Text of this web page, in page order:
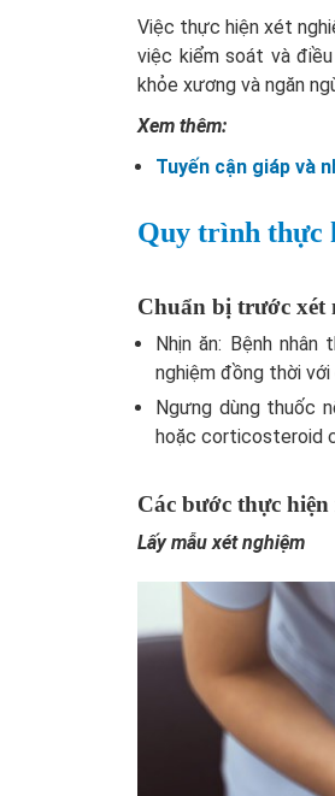
Việc thực hiện xét
việc kiểm soát và
khỏe xương và ngăn
Xem thêm:
Tuyến cận giáp và
Quy trình thực
Chuẩn bị trước xét
Nhịn ăn: Bệnh nhân
nghiệm đồng thời với
Ngưng dùng thuốc
hoặc corticosteroid
Các bước thực
Lấy mẫu xét nghiệm